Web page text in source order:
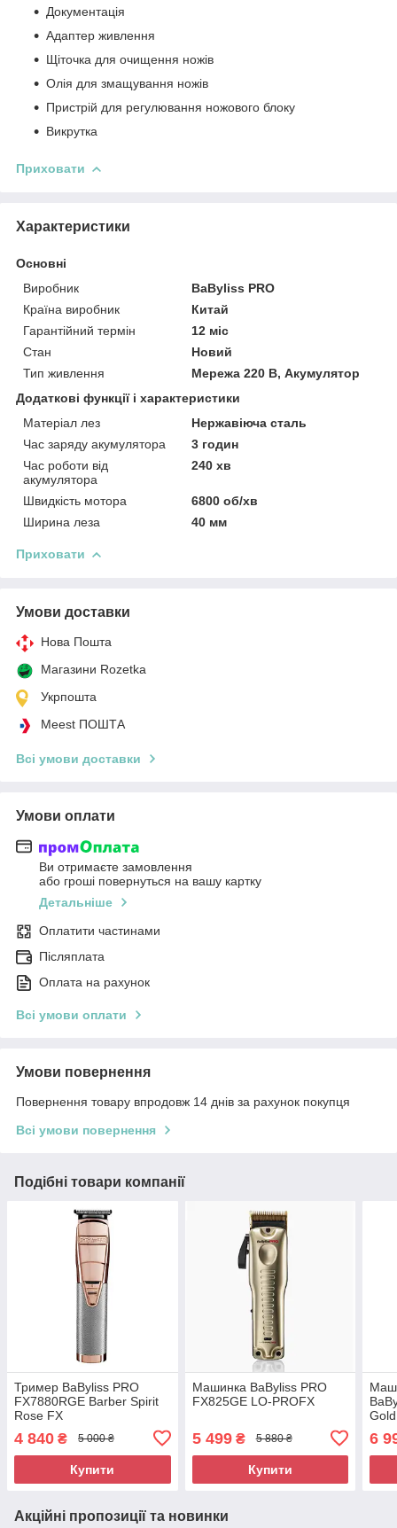
Документація
Адаптер живлення
Щіточка для очищення ножів
Олія для змащування ножів
Пристрій для регулювання ножового блоку
Викрутка
Приховати
Характеристики
Основні
Виробник
BaByliss PRO
Країна виробник
Китай
Гарантійний термін
12 міс
Стан
Новий
Тип живлення
Мережа 220 В, Акумулятор
Додаткові функції і характеристики
Матеріал лез
Нержавіюча сталь
Час заряду акумулятора
3 годин
Час роботи від
акумулятора
240 хв
Швидкість мотора
6800 об/хв
Ширина леза
40 мм
Приховати
Умови доставки
Нова Пошта
Магазини Rozetka
Укрпошта
Meest ПОШТА
Всі умови доставки
Умови оплати
Ви отримаєте замовлення
або гроші повернуться на вашу картку
Детальніше
Оплатити частинами
Післяплата
Оплата на рахунок
Всі умови оплати
Умови повернення
Повернення товару впродовж 14 днів за рахунок покупця
Всі умови повернення
Подібні товари компанії
Тример BaByliss PRO
FX7880RGE Barber Spirit
Rose FX
4 840 ₴ 5 000 ₴
Купити
Машинка BaByliss PRO
FX825GE LO-PROFX
5 499₴ 5 880 ₴
Купити
6
Акційні пропозиції та новинки